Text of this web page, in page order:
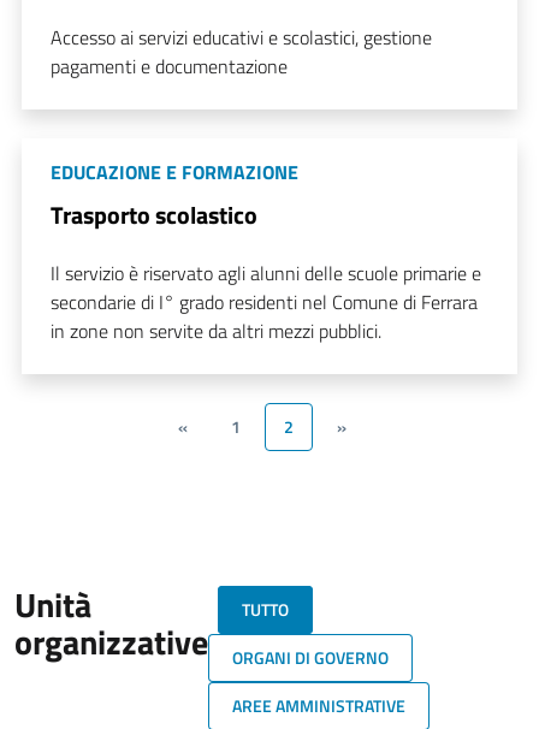
Accesso ai servizi educativi e scolastici, gestione
pagamenti e documentazione
EDUCAZIONE E FORMAZIONE
Trasporto scolastico
Il servizio è riservato agli alunni delle scuole primarie e
secondarie di I° grado residenti nel Comune di Ferrara
in zone non servite da altri mezzi pubblici.
« 1 2 »
Unità
organizzative
TUTTO
ORGANI DI GOVERNO
AREE AMMINISTRATIVE